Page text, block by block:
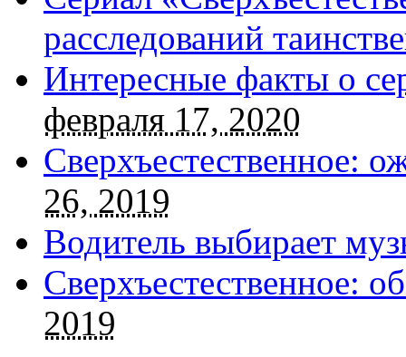
расследований
Интересные факты о
февраля 17, 2020
Сверхъестественное:
26, 2019
Водитель выбирает
Сверхъестественное:
2019